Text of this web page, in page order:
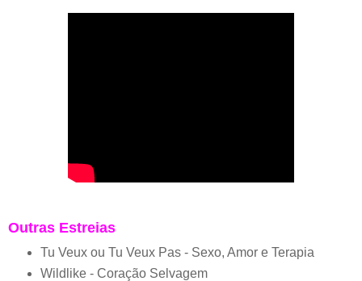
Outras Estreias
Tu Veux ou Tu Veux Pas - Sexo, Amor e Terapia
Wildlike - Coração Selvagem